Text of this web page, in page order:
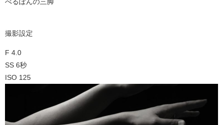
撮影設定
F 4.0
SS 6秒
ISO 125